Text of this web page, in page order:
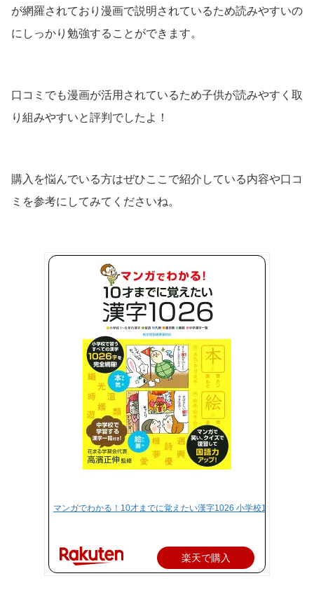
が網羅されており漫画で説明されているため読みやすいの
にしっかり勉強することができます。
口コミでも漫画が活用されているため子供が読みやすく取
り組みやすいと評判でしたよ！
購入を悩んでいる方はぜひここで紹介している内容や口コ
ミを参考にしてみてくださいね。
マンガでわかる！10才までに覚えたい漢字1026 小学校1～6年の漢
楽天で購入